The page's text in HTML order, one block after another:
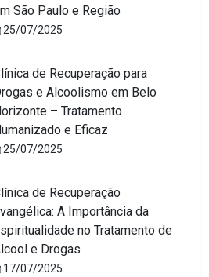
São Paulo e Região
25/07/2025
de Recuperação para
e Alcoolismo em Belo
– Tratamento
e Eficaz
25/07/2025
de Recuperação
A Importância da
no Tratamento de
e Drogas
17/07/2025